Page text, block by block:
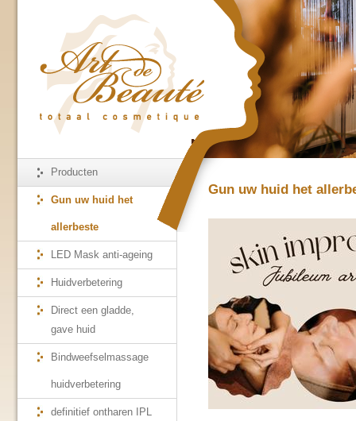
Producten
Gun uw huid het
allerbeste
LED Mask anti-ageing
Huidverbetering
Direct een gladde,
gave huid
Bindweefselmassage
huidverbetering
definitief ontharen IPL
Gun uw huid het